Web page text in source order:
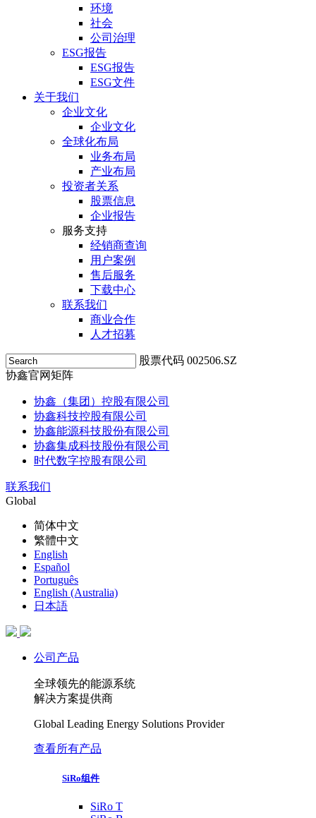
环境
社会
公司治理
ESG报告
ESG报告
ESG文件
关于我们
企业文化
企业文化
全球化布局
业务布局
产业布局
投资者关系
股票信息
企业报告
服务支持
经销商查询
用户案例
售后服务
下载中心
联系我们
商业合作
人才招募
股票代码 002506.SZ
协鑫官网矩阵
协鑫（集团）控股有限公司
协鑫科技控股有限公司
协鑫能源科技股份有限公司
协鑫集成科技股份有限公司
时代数字控股有限公司
联系我们
Global
简体中文
繁體中文
English
Español
Português
English (Australia)
日本語
公司产品
全球领先的能源系统
解决方案提供商
Global Leading Energy Solutions Provider
查看所有产品
SiRo组件
SiRo T